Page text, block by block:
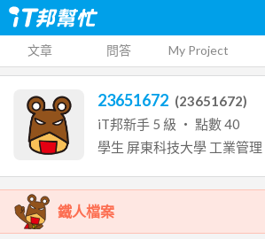
文章 問答 My Project
23651672 (23651672)
iT邦新手 5 級 ‧ 點數40
學生 屏東科技大學 工業管理
鐵人檔案